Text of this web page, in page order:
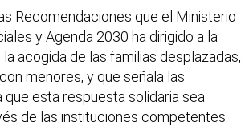
Recomendaciones que el Ministerio
y Agenda 2030 ha dirigido a la
acogida de las familias desplazadas,
menores, y que señala las
que esta respuesta solidaria sea
de las instituciones competentes.